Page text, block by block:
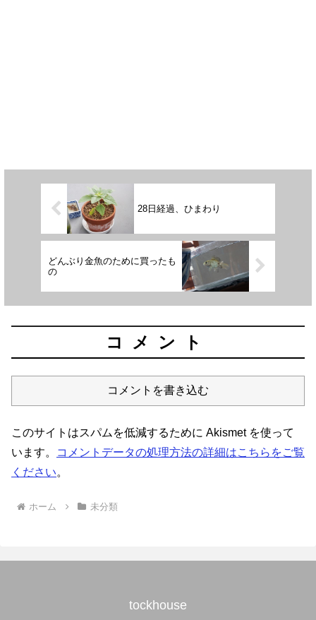
28日経過、ひまわり
どんぶり金魚のために買ったも
の
コメント
コメントを書き込む
このサイトはスパムを低減するために Akismet を使って
います。
コメントデータの処理方法の詳細はこちらをご覧
ください。
ホーム 未分類
tockhouse